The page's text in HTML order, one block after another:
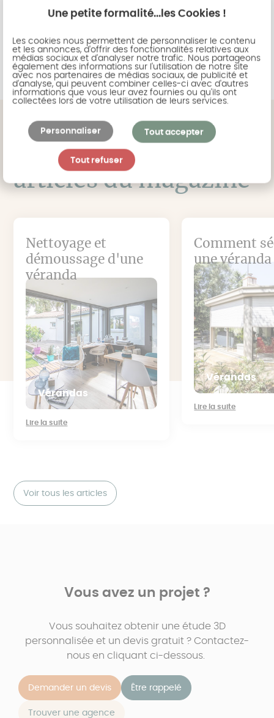
choisir le modèle puis les finitions qui feront de
Demander conseil à un technicien
Retrouver tous les
articles du magazine
Nettoyage et
démoussage d'une
véranda
Vérandas
Lire la suite
Comment
une véranda
Vérandas
Lire la suite
Voir tous les articles
Vous avez un projet ?
Vous souhaitez obtenir une étude 3D
personnalisée et un devis gratuit ? Contactez-
nous en cliquant ci-dessous.
Demander un devis Être rappelé
Trouver une agence
Une petite formalité...les Cookies !
Les cookies nous permettent de personnaliser le contenu
et les annonces, d'offrir des fonctionnalités relatives aux
médias sociaux et d'analyser notre trafic. Nous partageons
également des informations sur l'utilisation de notre site
avec nos partenaires de médias sociaux, de publicité et
d'analyse, qui peuvent combiner celles-ci avec d'autres
informations que vous leur avez fournies ou qu'ils ont
collectées lors de votre utilisation de leurs services.
Tout accepter
Tout refuser
Personnaliser